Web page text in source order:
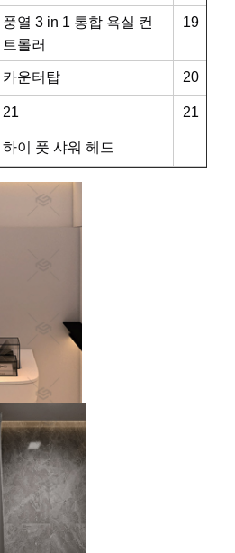
풍열 3 in 1 통합 욕실 컨
트롤러
19
카운터탑 20
21 21
하이 풋 샤워 헤드